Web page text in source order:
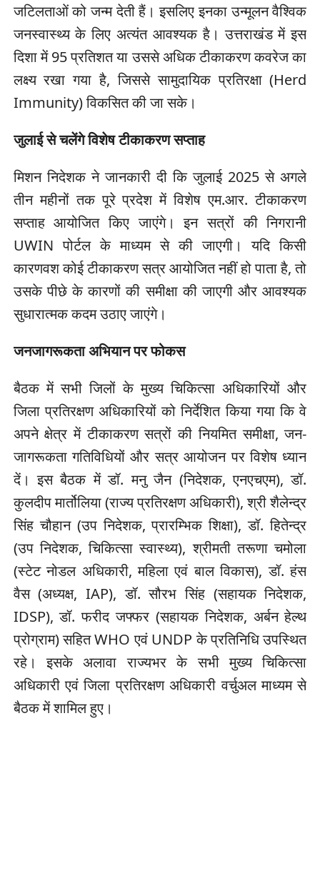
जटिलताओं को जन्म देती हैं। इसलिए इनका उन्मूलन वैश्विक
जनस्वास्थ्य के लिए अत्यंत आवश्यक है। उत्तराखंड में इस
दिशा में 95 प्रतिशत या उससे अधिक टीकाकरण कवरेज का
लक्ष्य रखा गया है, जिससे सामुदायिक प्रतिरक्षा (Herd
Immunity) विकसित की जा सके।
जुलाई से चलेंगे विशेष टीकाकरण सप्ताह
मिशन निदेशक ने जानकारी दी कि जुलाई 2025 से अगले
तीन महीनों तक पूरे प्रदेश में विशेष एम.आर. टीकाकरण
सप्ताह आयोजित किए जाएंगे। इन सत्रों की निगरानी
UWIN पोर्टल के माध्यम से की जाएगी। यदि किसी
कारणवश कोई टीकाकरण सत्र आयोजित नहीं हो पाता है, तो
उसके पीछे के कारणों की समीक्षा की जाएगी और आवश्यक
सुधारात्मक कदम उठाए जाएंगे।
जनजागरूकता अभियान पर फोकस
बैठक में सभी जिलों के मुख्य चिकित्सा अधिकारियों और
जिला प्रतिरक्षण अधिकारियों को निर्देशित किया गया कि वे
अपने क्षेत्र में टीकाकरण सत्रों की नियमित समीक्षा, जन-
जागरूकता गतिविधियों और सत्र आयोजन पर विशेष ध्यान
दें। इस बैठक में डॉ. मनु जैन (निदेशक, एनएचएम), डॉ.
कुलदीप मार्तोलिया (राज्य प्रतिरक्षण अधिकारी), श्री शैलेन्द्र
सिंह चौहान (उप निदेशक, प्रारम्भिक शिक्षा), डॉ. हितेन्द्र
(उप निदेशक, चिकित्सा स्वास्थ्य), श्रीमती तरूणा चमोला
(स्टेट नोडल अधिकारी, महिला एवं बाल विकास), डॉ. हंस
वैस (अध्यक्ष, IAP), डॉ. सौरभ सिंह (सहायक निदेशक,
IDSP), डॉ. फरीद जफ्फर (सहायक निदेशक, अर्बन हेल्थ
प्रोग्राम) सहित WHO एवं UNDP के प्रतिनिधि उपस्थित
रहे। इसके अलावा राज्यभर के सभी मुख्य चिकित्सा
अधिकारी एवं जिला प्रतिरक्षण अधिकारी वर्चुअल माध्यम से
बैठक में शामिल हुए।